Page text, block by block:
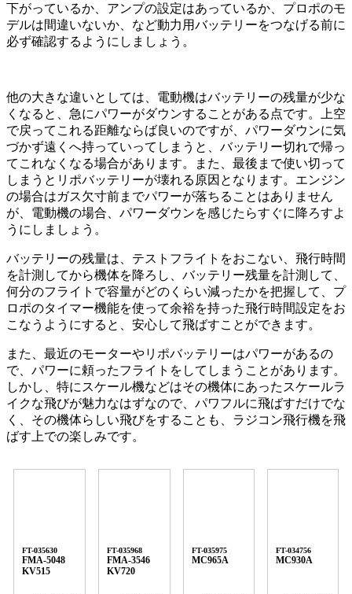
下がっているか、アンプの設定はあっているか、プロポのモ
デルは間違いないか、など動力用バッテリーをつなげる前に
必ず確認するようにしましょう。
他の大きな違いとしては、電動機はバッテリーの残量が少な
くなると、急にパワーがダウンすることがある点です。上空
で戻ってこれる距離ならば良いのですが、パワーダウンに気
づかず遠くへ持っていってしまうと、バッテリー切れで帰っ
てこれなくなる場合があります。また、最後まで使い切って
しまうとリポバッテリーが壊れる原因となります。エンジン
の場合はガス欠寸前までパワーが落ちることはありません
が、電動機の場合、パワーダウンを感じたらすぐに降ろすよ
うにしましょう。
バッテリーの残量は、テストフライトをおこない、飛行時間
を計測してから機体を降ろし、バッテリー残量を計測して、
何分のフライトで容量がどのくらい減ったかを把握して、プ
ロポのタイマー機能を使って余裕を持った飛行時間設定をお
こなうようにすると、安心して飛ばすことができます。
また、最近のモーターやリポバッテリーはパワーがあるの
で、パワーに頼ったフライトをしてしまうことがあります。
しかし、特にスケール機などはその機体にあったスケールラ
イクな飛びが魅力なはずなので、パワフルに飛ばすだけでな
く、その機体らしい飛びをすることも、ラジコン飛行機を飛
ばす上での楽しみです。
FT-035630
FMA-5048
KV515
FT-035968
FMA-3546
KV720
FT-035975
MC965A
FT-034756
MC930A